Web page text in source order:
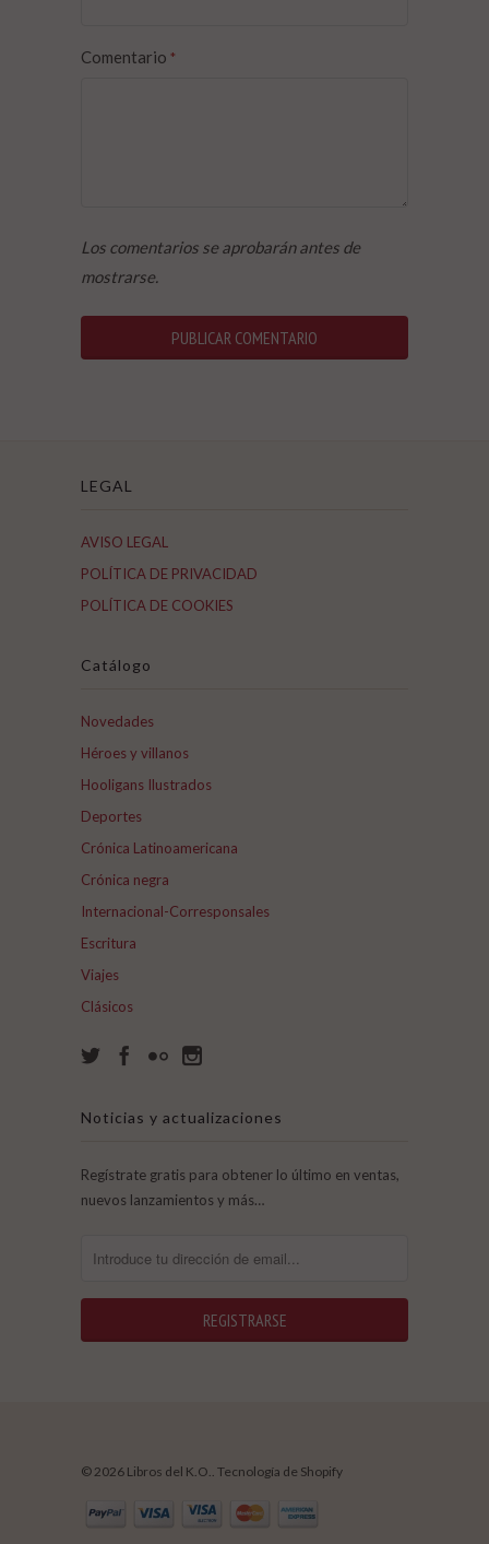
Comentario *
Los comentarios se aprobarán antes de
mostrarse.
LEGAL
AVISO LEGAL
POLÍTICA DE PRIVACIDAD
POLÍTICA DE COOKIES
Catálogo
Novedades
Héroes y villanos
Hooligans Ilustrados
Deportes
Crónica Latinoamericana
Crónica negra
Internacional-Corresponsales
Escritura
Viajes
Clásicos
Noticias y actualizaciones
Regístrate gratis para obtener lo último en ventas,
nuevos lanzamientos y más…
© 2026 Libros del K.O.. Tecnología de Shopify